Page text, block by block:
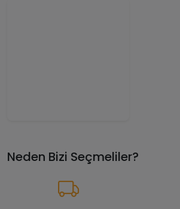
Neden Bizi Seçmeliler?